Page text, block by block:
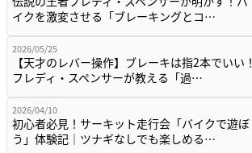
イクを激変させる「ブレーキングとコ…
2026/05/25
【天才のレバー操作】ブレーキは指2本でいい！
フレディ・スペンサーが教える「過…
2026/04/10
初心者必見！サーキット走行会「バイクで遊ぼ
う」体験記｜ツナギなしでも楽しめる…